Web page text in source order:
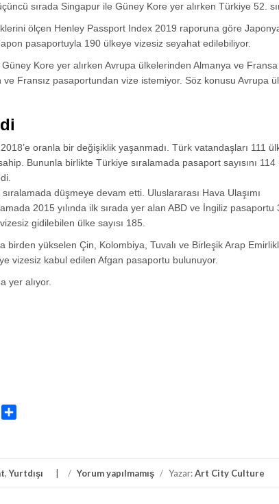
sırada Singapur ile Güney Kore yer alırken Türkiye 52.
ölçen Henley Passport Index 2019 raporuna göre
pasaportuyla 190 ülkeye vizesiz seyahat edilebiliyor.
Kore yer alırken Avrupa ülkelerinden Almanya ve
ve Fransız pasaportundan vize istemiyor. Söz konusu Avrupa
oranla bir değişiklik yaşanmadı. Türk vatandaşları 111
Bununla birlikte Türkiye sıralamada pasaport sayısını 114
düşmeye devam etti. Uluslararası Hava Ulaşımı
2015 yılında ilk sırada yer alan ABD ve İngiliz pasaportu
gidilebilen ülke sayısı 185.
birden yükselen Çin, Kolombiya, Tuvalı ve Birleşik Arap
vizesiz kabul edilen Afgan pasaportu bulunuyor.
yer alıyor.
Copy
,Yurtdışı / Yorum yapılmamış / Yazar:Art City Culture